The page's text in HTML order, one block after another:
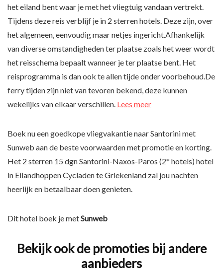
het eiland bent waar je met het vliegtuig vandaan vertrekt.
Tijdens deze reis verblijf je in 2 sterren hotels. Deze zijn, over
het algemeen, eenvoudig maar netjes ingericht.Afhankelijk
van diverse omstandigheden ter plaatse zoals het weer wordt
het reisschema bepaalt wanneer je ter plaatse bent. Het
reisprogramma is dan ook te allen tijde onder voorbehoud.De
ferry tijden zijn niet van tevoren bekend, deze kunnen
wekelijks van elkaar verschillen. Lees meer
Boek nu een goedkope vliegvakantie naar Santorini met
Sunweb aan de beste voorwaarden met promotie en korting.
Het 2 sterren 15 dgn Santorini-Naxos-Paros (2* hotels) hotel
in Eilandhoppen Cycladen te Griekenland zal jou nachten
heerlijk en betaalbaar doen genieten.
Dit hotel boek je metSunweb
Bekijk ook de promoties bij andere
aanbieders